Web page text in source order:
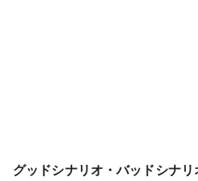
グッドシナリオ・バッドシナリ